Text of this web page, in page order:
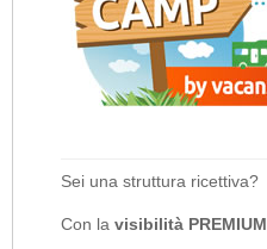
Sei una struttura ricettiva?
Con la visibilità PREMIUM